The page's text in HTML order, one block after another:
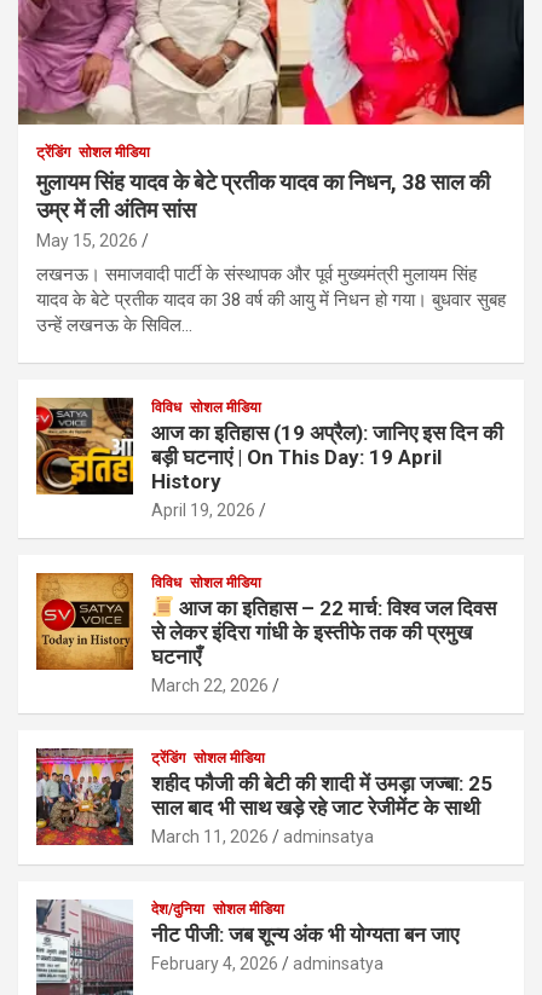
ट्रेंडिंग सोशल मीडिया
मुलायम सिंह यादव के बेटे प्रतीक यादव का निधन, 38 साल की
उम्र में ली अंतिम सांस
May 15, 2026
लखनऊ। समाजवादी पार्टी के संस्थापक और पूर्व मुख्यमंत्री मुलायम सिंह
यादव के बेटे प्रतीक यादव का 38 वर्ष की आयु में निधन हो गया। बुधवार सुबह
उन्हें लखनऊ के सिविल…
विविध सोशल मीडिया
आज का इतिहास (19 अप्रैल): जानिए इस दिन की
बड़ी घटनाएं | On This Day: 19 April
History
April 19, 2026
विविध सोशल मीडिया
आज का इतिहास – 22 मार्च: विश्व जल दिवस
से लेकर इंदिरा गांधी के इस्तीफे तक की प्रमुख
घटनाएँ
March 22, 2026
ट्रेंडिंग सोशल मीडिया
शहीद फौजी की बेटी की शादी में उमड़ा जज्बा: 25
साल बाद भी साथ खड़े रहे जाट रेजीमेंट के साथी
March 11, 2026 adminsatya
देश/दुनिया सोशल मीडिया
नीट पीजी: जब शून्य अंक भी योग्यता बन जाए
February 4, 2026 adminsatya